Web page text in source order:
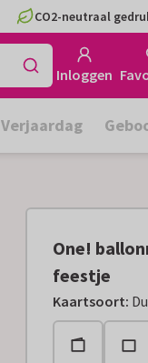
CO2-neutraal
Inloggen
Verjaardag
One!
feestje
Kaartsoort: